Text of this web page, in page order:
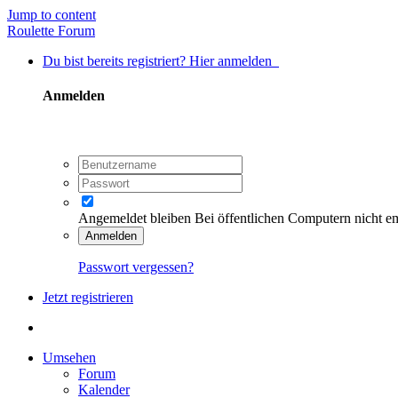
Jump to content
Roulette Forum
Du bist bereits registriert? Hier anmelden
Anmelden
Angemeldet bleiben Bei öffentlichen Computern nicht
Anmelden
Passwort vergessen?
Jetzt registrieren
Umsehen
Forum
Kalender